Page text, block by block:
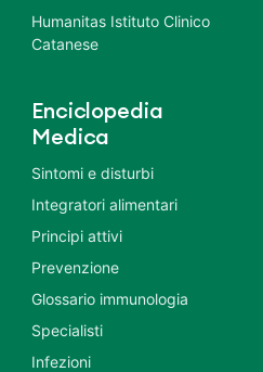
Humanitas Istituto Clinico
Catanese
Enciclopedia
Medica
Sintomi e disturbi
Integratori alimentari
Principi attivi
Prevenzione
Glossario immunologia
Specialisti
Infezioni